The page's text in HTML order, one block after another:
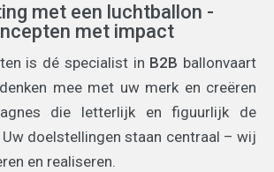
met een luchtballon -
met impact
is dé specialist in B2B ballonvaart
mee met uw merk en creëren
die letterlijk en figuurlijk de
doelstellingen staan centraal – wij
en realiseren.